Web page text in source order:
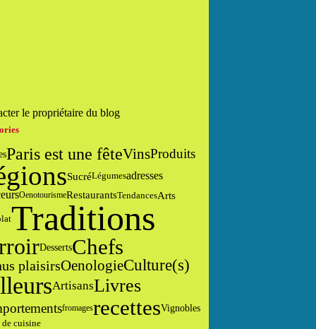
le propriétaire du blog
Paris est une fêteVinsProduits
SucréLégumesadresses
OenotourismeRestaurantsTendancesArts
Traditions
DessertsChefs
plaisirsOenologieCulture(s)
ArtisansLivres
fromagesrecettesVignobles
cuisine